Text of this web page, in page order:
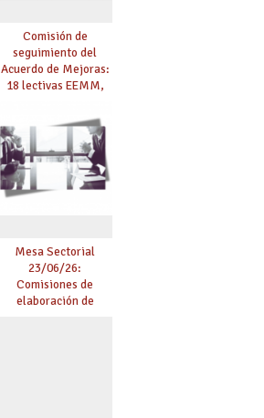
Comisión de
seguimiento del
Acuerdo de Mejoras:
18 lectivas EEMM,
mayores 55 y pilotaje
en centros
tensionados
Mesa Sectorial
23/06/26:
Comisiones de
elaboración de